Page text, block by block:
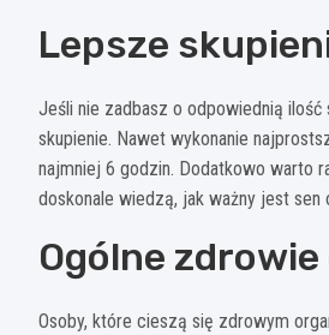
Lepsze
Jeśli nie zadbasz o odpowiednią
skupienie. Nawet wykonanie
najmniej 6 godzin. Dodatkowo warto
doskonale wiedzą, jak ważny jest
Ogólne
Osoby, które cieszą się zdrowym